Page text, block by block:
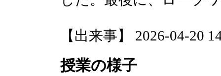
【出来事】 2026-04-20
授業の様子